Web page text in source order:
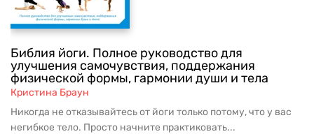
Библия йоги. Полное руководство для
улучшения самочувствия, поддержания
физической формы, гармонии души и тела
Кристина Браун
Никогда не отказывайтесь от йоги только потому, что у вас
негибкое тело. Просто начните практиковать...